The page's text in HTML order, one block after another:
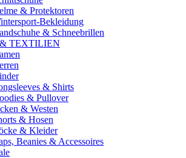
& Protektoren
Bekleidung
& Schneebrillen
TEXTILIEN
& Shirts
& Pullover
& Westen
& Hosen
& Kleider
Beanies & Accessoires